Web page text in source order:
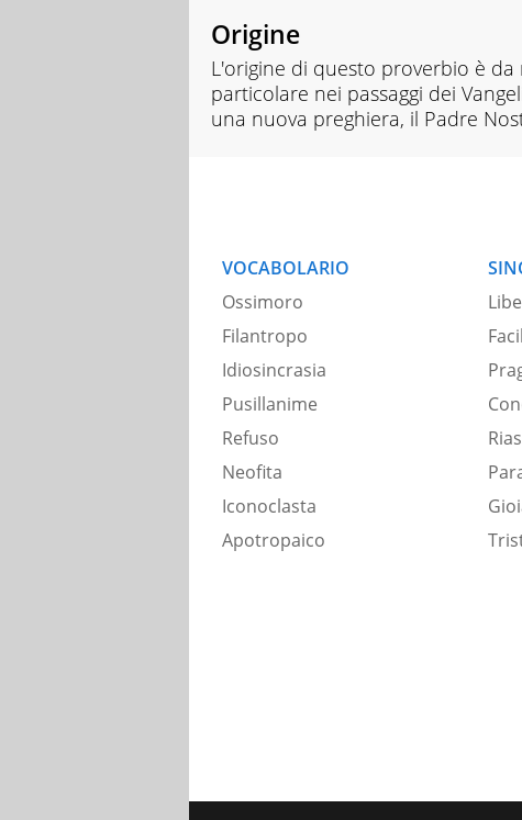
Origine
L'origine di questo proverbio è
particolare nei passaggi dei
una nuova preghiera, il Padre
VOCABOLARIO
Ossimoro
Filantropo
Idiosincrasia
Pusillanime
Refuso
Neofita
Iconoclasta
Apotropaico